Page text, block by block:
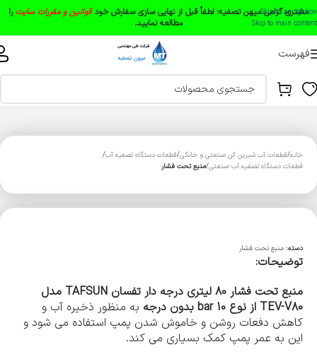
Skip to navigation
Skip to main content
مشتری گرامی میهن تصفیه: لطفاً قبل از نهایی سازی سفارش خودقوانین و مقررات سایت را
مطالعه نمایید.
فهرست
خانه قطعات آب شیرین کن صنعتی و خانگی قطعات دستگاه تصفیه آب
قطعات دستگاه تصفیه آب صنعتی منبع تحت فشار
دسته: منبع تحت فشار
توضیحات:
منبع تحت فشار 80 لیتری درجه دار تفسان TAFSUN مدل
TEV-V80 از نوع 10 bar بدون درجه به منظور ذخیره آب و
کاهش دفعات روشن و خاموش شدن پمپ استفاده می شود و
این به عمر پمپ کمک بسیاری می کند.